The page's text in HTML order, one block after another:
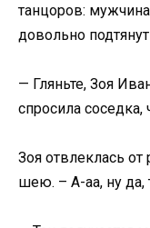
танцоров:
довольно
— Гляньте, Зоя
спросила соседка,
Зоя отвлеклась от
шею. – А-аа, ну да,